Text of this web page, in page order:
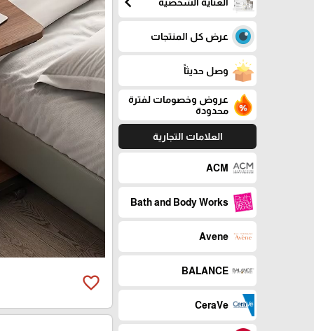
عرض كل المنتجات
وصل حديثاً
عروض وخصومات لفترة
محدودة
العلامات التجارية
ACM
Bath and Body Works
Avene
BALANCE
CeraVe
favorite_border